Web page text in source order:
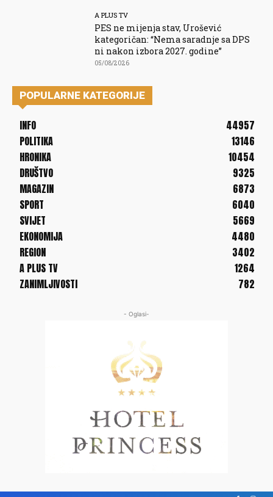
A PLUS TV
PES ne mijenja stav, Urošević
kategoričan: “Nema saradnje sa DPS
ni nakon izbora 2027. godine”
05/08/2026
POPULARNE KATEGORIJE
INFO
44957
POLITIKA
13146
HRONIKA
10454
DRUŠTVO
9325
MAGAZIN
6873
SPORT
6040
SVIJET
5669
EKONOMIJA
4480
REGION
3402
A PLUS TV
1264
ZANIMLJIVOSTI
782
- Oglasi-